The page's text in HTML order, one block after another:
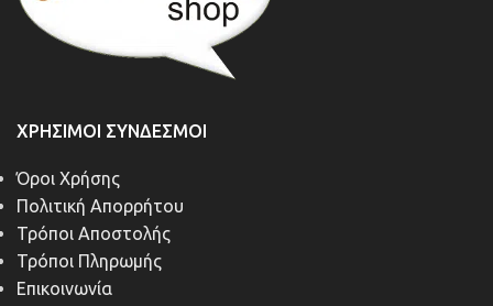
ΧΡΉΣΙΜΟΙ ΣΎΝΔΕΣΜΟΙ
Όροι Χρήσης
Πολιτική Απορρήτου
Τρόποι Αποστολής
Τρόποι Πληρωμής
Επικοινωνία